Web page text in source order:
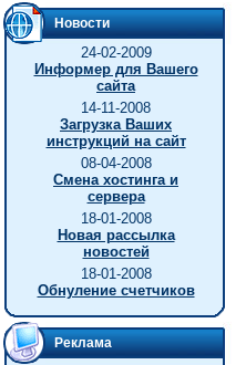
Новости
24-02-2009
Информер для Вашего
сайта
14-11-2008
Загрузка Ваших
инструкций на сайт
08-04-2008
Смена хостинга и
сервера
18-01-2008
Новая рассылка
новостей
18-01-2008
Обнуление счетчиков
Реклама